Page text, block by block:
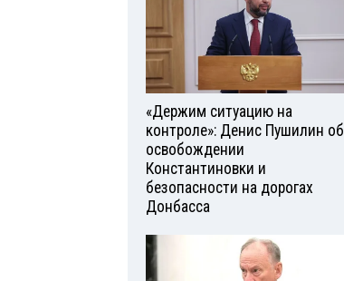
«Держим ситуацию на
контроле»: Денис Пушилин об
освобождении
Константиновки и
безопасности на дорогах
Донбасса